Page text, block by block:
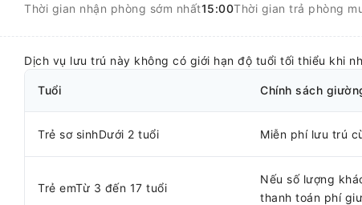
Thời gian nhận phòng sớm nhất15:00Thời gian trả phòng
Dịch vụ lưu trú này không có giới hạn độ tuổi tối thiểu khi
Tuổi Chính sách
Trẻ sơ sinhDưới 2 tuổi Miễn phí lưu trú
Trẻ emTừ 3 đến 17 tuổi
Nếu số lượng
thanh toán phí